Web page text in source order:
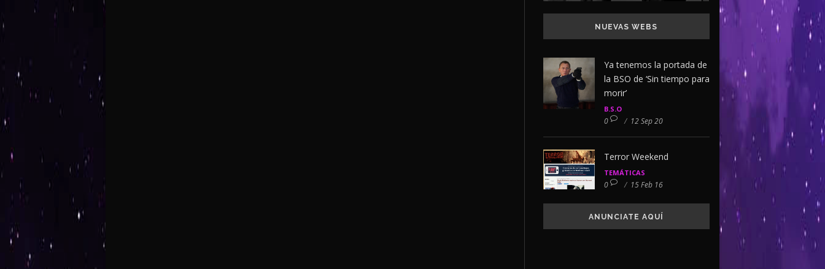
NUEVAS WEBS
Ya tenemos la portada de
la BSO de ‘Sin tiempo para
morir’
B.S.O
0 / 12 Sep 20
Terror Weekend
TEMÁTICAS
0 / 15 Feb 16
ANUNCIATE AQUÍ